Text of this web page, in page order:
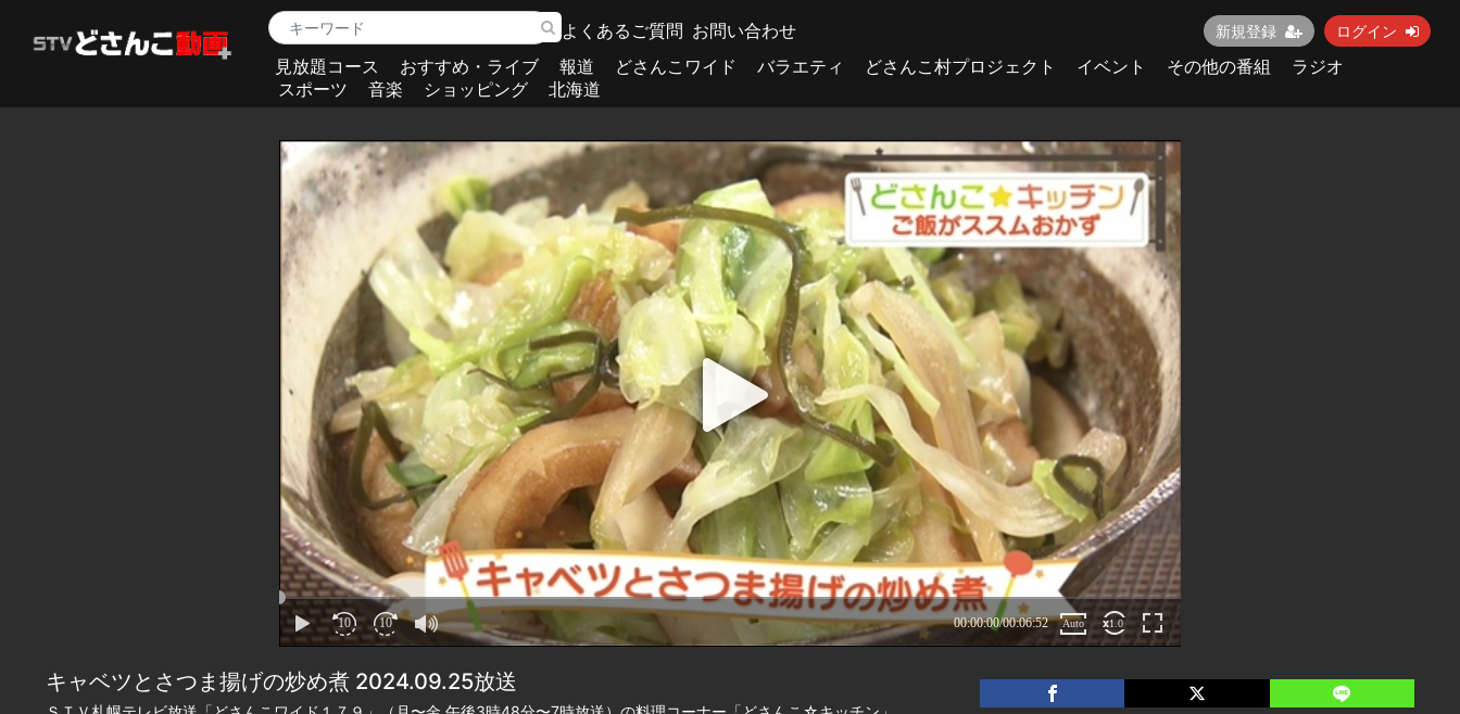
よくあるご質問 お問い合わせ 新規登録 ログイン
見放題コース おすすめ・ライブ 報道 どさんこワイド バラエティ どさんこ村プロジェクト イベント その他の番組
ラジオ
スポーツ
音楽 ショッピング 北海道
キャベツとさつま揚げの炒め煮 2024.09.25放送